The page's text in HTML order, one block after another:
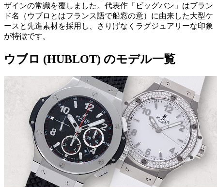
ザインの常識を覆しました。代表作「ビッグバン」はブラン
ド名（ウブロとはフランス語で船窓の意）に由来した大型ケ
ースと先進素材を採用し、さりげなくラグジュアリーな印象
が特徴です。
ウブロ (HUBLOT) のモデル一覧